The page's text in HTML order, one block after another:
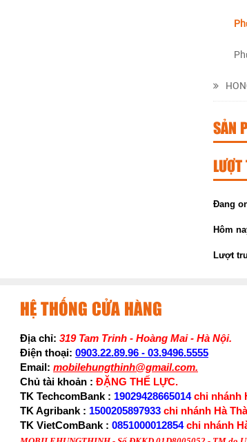
SẢN
Đang
Hôm
Lượt
HỆ THỐNG CỬA HÀNG
Địa chỉ: 319 Tam Trinh - Hoàng Mai - Hà Nội.
Điện thoại: 0903.22.89.96 - 03.9496.5555
Email: mobilehungthinh@gmail.com.
Chủ tài khoản : ĐẶNG THẾ LỰC.
TK TechcomBank : 19029428665014 chi nhánh
TK Agribank : 1500205897933 chi nhánh Hà
TK VietComBank : 0851000012854chi nhánh